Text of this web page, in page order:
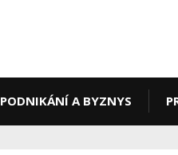
PODNIKÁNÍ A BYZNYS